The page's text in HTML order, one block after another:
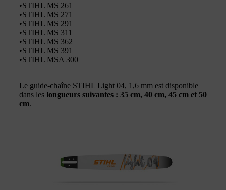
•STIHL MS 261
•STIHL MS 271
•STIHL MS 291
•STIHL MS 311
•STIHL MS 362
•STIHL MS 391
•STIHL MSA 300
Le guide-chaîne STIHL Light 04, 1,6 mm est disponible
dans les longueurs suivantes : 35 cm, 40 cm, 45 cm et 50
cm.